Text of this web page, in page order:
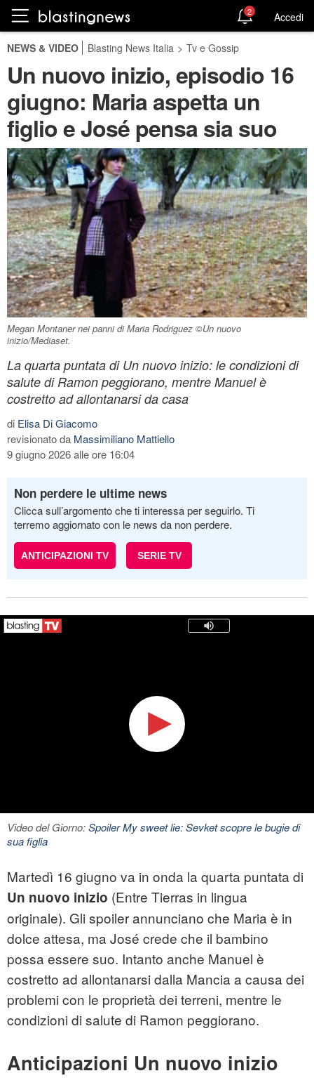
2 Accedi
NEWS & VIDEO Blasting News Italia > Tv e Gossip
Un nuovo inizio, episodio 16
giugno: Maria aspetta un
figlio e José pensa sia suo
Megan Montaner nei panni di Maria Rodriguez ©Un nuovo
inizio/Mediaset.
La quarta puntata di Un nuovo inizio: le condizioni di
salute di Ramon peggiorano, mentre Manuel è
costretto ad allontanarsi da casa
di Elisa Di Giacomo
revisionato da Massimiliano Mattiello
9 giugno 2026 alle ore 16:04
Non perdere le ultime news
Clicca sull’argomento che ti interessa per seguirlo. Ti
terremo aggiornato con le news da non perdere.
ANTICIPAZIONI TV SERIE TV
Video del Giorno:Spoiler My sweet lie: Sevket scopre le bugie di
sua figlia
Martedì 16 giugno va in onda la quarta puntata di
Un nuovo inizio (Entre Tierras in lingua
originale). Gli spoiler annunciano che Maria è in
dolce attesa, ma José crede che il bambino
possa essere suo. Intanto anche Manuel è
costretto ad allontanarsi dalla Mancia a causa dei
problemi con le proprietà dei terreni, mentre le
condizioni di salute di Ramon peggiorano.
Anticipazioni Un nuovo inizio